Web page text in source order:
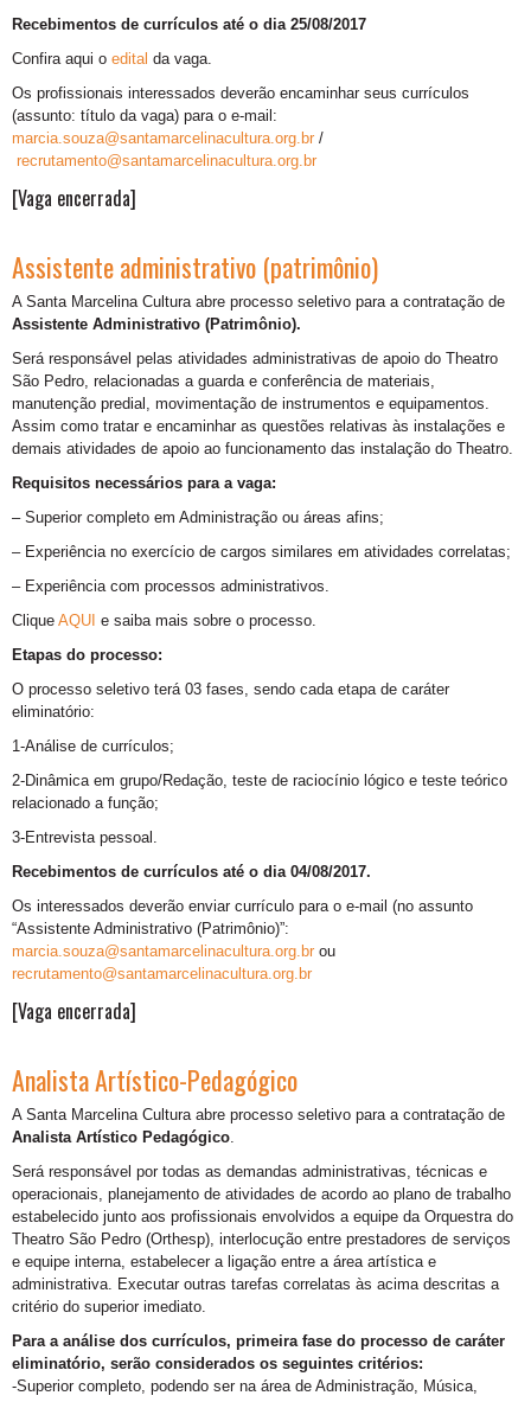
Recebimentos de currículos até o dia 25/08/2017
Confira aqui o edital da vaga.
Os profissionais interessados deverão encaminhar seus currículos
(assunto: título da vaga) para o e-mail:
marcia.souza@santamarcelinacultura.org.br /
recrutamento@santamarcelinacultura.org.br
[Vaga encerrada]
Assistente administrativo (patrimônio)
A Santa Marcelina Cultura abre processo seletivo para a contratação de
Assistente Administrativo (Patrimônio).
Será responsável pelas atividades administrativas de apoio do Theatro
São Pedro, relacionadas a guarda e conferência de materiais,
manutenção predial, movimentação de instrumentos e equipamentos.
Assim como tratar e encaminhar as questões relativas às instalações e
demais atividades de apoio ao funcionamento das instalação do Theatro.
Requisitos necessários para a vaga:
– Superior completo em Administração ou áreas afins;
– Experiência no exercício de cargos similares em atividades correlatas;
– Experiência com processos administrativos.
Clique AQUI e saiba mais sobre o processo.
Etapas do processo:
O processo seletivo terá 03 fases, sendo cada etapa de caráter
eliminatório:
1-Análise de currículos;
2-Dinâmica em grupo/Redação, teste de raciocínio lógico e teste teórico
relacionado a função;
3-Entrevista pessoal.
Recebimentos de currículos até o dia 04/08/2017.
Os interessados deverão enviar currículo para o e-mail (no assunto
“Assistente Administrativo (Patrimônio)”:
marcia.souza@santamarcelinacultura.org.br ou
recrutamento@santamarcelinacultura.org.br
[Vaga encerrada]
Analista Artístico-Pedagógico
A Santa Marcelina Cultura abre processo seletivo para a contratação de
Analista Artístico Pedagógico.
Será responsável por todas as demandas administrativas, técnicas e
operacionais, planejamento de atividades de acordo ao plano de trabalho
estabelecido junto aos profissionais envolvidos a equipe da Orquestra do
Theatro São Pedro (Orthesp), interlocução entre prestadores de serviços
e equipe interna, estabelecer a ligação entre a área artística e
administrativa. Executar outras tarefas correlatas às acima descritas a
critério do superior imediato.
Para a análise dos currículos, primeira fase do processo de caráter
eliminatório, serão considerados os seguintes critérios:
-Superior completo, podendo ser na área de Administração, Música,